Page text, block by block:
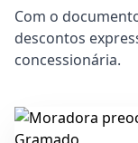
Com o
descontos
concessionária.